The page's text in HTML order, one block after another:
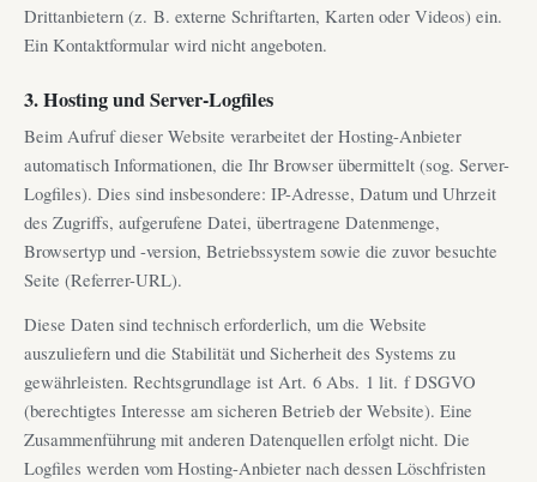
Drittanbietern (z. B. externe Schriftarten, Karten oder Videos) ein.
Ein Kontaktformular wird nicht angeboten.
3. Hosting und Server-Logfiles
Beim Aufruf dieser Website verarbeitet der Hosting-Anbieter
automatisch Informationen, die Ihr Browser übermittelt (sog. Server-
Logfiles). Dies sind insbesondere: IP-Adresse, Datum und Uhrzeit
des Zugriffs, aufgerufene Datei, übertragene Datenmenge,
Browsertyp und -version, Betriebssystem sowie die zuvor besuchte
Seite (Referrer-URL).
Diese Daten sind technisch erforderlich, um die Website
auszuliefern und die Stabilität und Sicherheit des Systems zu
gewährleisten. Rechtsgrundlage ist Art. 6 Abs. 1 lit. f DSGVO
(berechtigtes Interesse am sicheren Betrieb der Website). Eine
Zusammenführung mit anderen Datenquellen erfolgt nicht. Die
Logfiles werden vom Hosting-Anbieter nach dessen Löschfristen